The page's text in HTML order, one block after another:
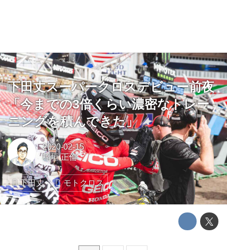
下田丈スーパークロスデビュー前夜
「今までの3倍くらい濃密なトレー
ニングを積んできた」
2020-02-15
稲垣 正倫
下田丈 モトクロス